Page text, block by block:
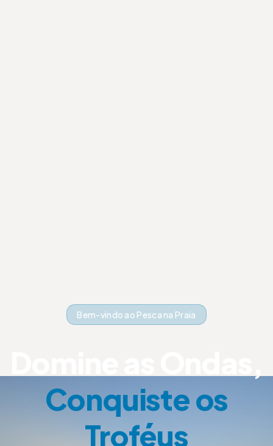
Bem-vindo ao Pesca na Praia
Conquiste os
Troféus